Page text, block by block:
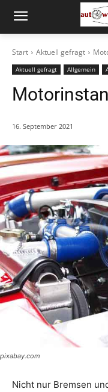
Start Aktuell gefragt
Aktuell gefragt Allgemein
16. September 2021
pixabay.com
Nicht nur Bremsen